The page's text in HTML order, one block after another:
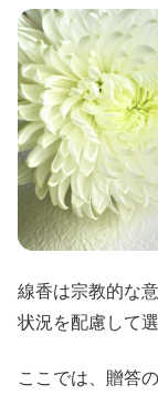
線香は宗教的な
状況を配慮して
ここでは、贈答